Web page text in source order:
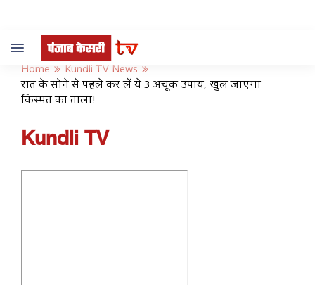
Toggle
navigation
Home
Kundli TV News
रात के सोने से पहले कर लें ये 3 अचूक उपाय, खुल जाएगा
किस्मत का ताला!
Kundli TV